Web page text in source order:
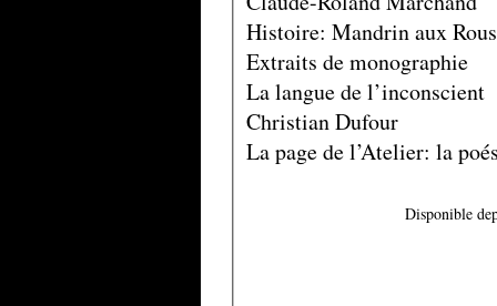
Histoire: Mandrin aux
Extraits de monographie
La langue de l’inconscient
Christian Dufour
La page de l’Atelier: la
Disponible